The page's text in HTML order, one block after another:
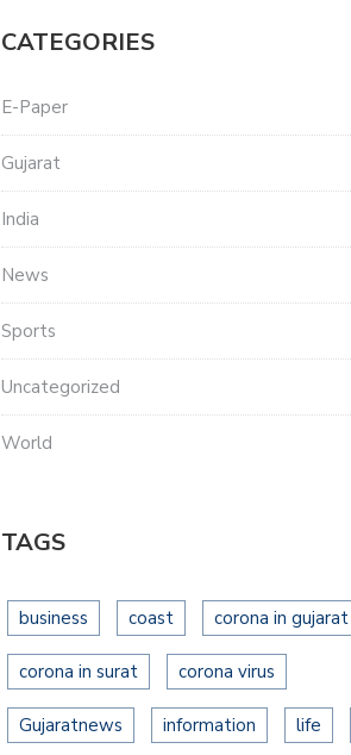
CATEGORIES
E-Paper
Gujarat
India
News
Sports
Uncategorized
World
TAGS
business coast corona in gujarat
corona in surat corona virus
Gujaratnews information life